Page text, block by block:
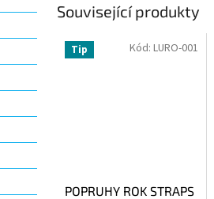
Související produkty
Tip
POPRUHY ROK STRAPS
Kód: LURO-001